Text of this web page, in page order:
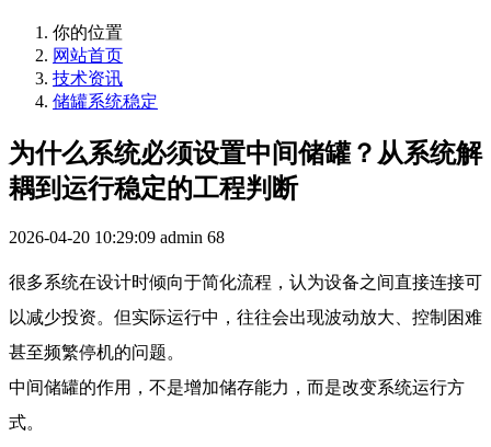
你的位置
网站首页
技术资讯
储罐系统稳定
为什么系统必须设置中间储罐？从系统解
耦到运行稳定的工程判断
2026-04-20 10:29:09 admin 68
很多系统在设计时倾向于简化流程，认为设备之间直接连接可
以减少投资。但实际运行中，往往会出现波动放大、控制困难
甚至频繁停机的问题。
中间储罐的作用，不是增加储存能力，而是改变系统运行方
式。